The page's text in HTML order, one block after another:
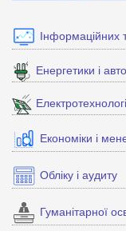
Інформаційних
Енергетики і
Економіки і
Обліку і аудиту
Гуманітарної